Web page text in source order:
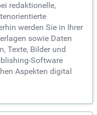
redaktionelle,
werden Sie in Ihrer
sowie Daten
Texte, Bilder und
Software
Aspekten digital